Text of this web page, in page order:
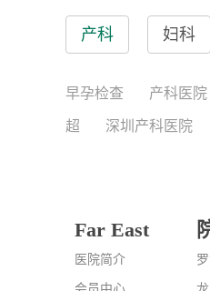
产科 妇科
早孕检查 产科医院
超 深圳产科医院
Far East
医院简介